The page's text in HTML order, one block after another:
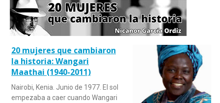
20 mujeres que cambiaron
la historia: Wangari
Maathai (1940-2011)
Nairobi, Kenia. Junio de 1977. El sol
empezaba a caer cuando Wangari